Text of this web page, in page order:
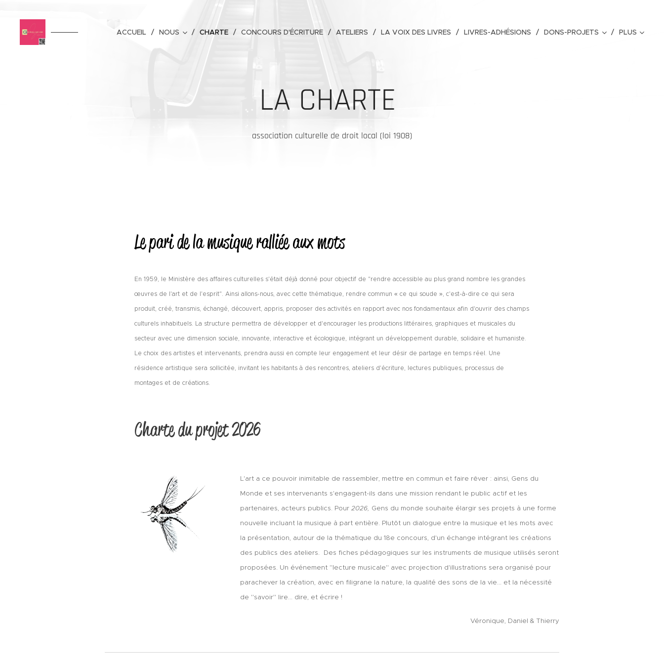
ACCUEIL NOUS CHARTE CONCOURS D'ÉCRITURE ATELIERS LA VOIX DES LIVRES LIVRES-ADHÉSIONS DONS-PROJETS PLUS
LA CHARTE
association culturelle de droit local (loi 1908)
Le pari de la musique ralliée aux mots
En 1959, le Ministère des affaires culturelles s'était déjà donné pour objectif de "rendre accessible au plus grand nombre les grandes
œuvres de l'art et de l'esprit". Ainsi allons-nous, avec cette thématique, rendre commun « ce qui soude », c'est-à-dire ce qui sera
produit, créé, transmis, échangé, découvert, appris, proposer des activités en rapport avec nos fondamentaux afin d'ouvrir des champs
culturels inhabituels. La structure permettra de développer et d'encourager les productions littéraires, graphiques et musicales du
secteur avec une dimension sociale, innovante, interactive et écologique, intégrant un développement durable, solidaire et humaniste.
Le choix des artistes et intervenants, prendra aussi en compte leur engagement et leur désir de partage en temps réel. Une
résidence artistique sera sollicitée, invitant les habitants à des rencontres, ateliers d'écriture, lectures publiques, processus de
montages et de créations.
Charte du projet 2026
L'art a ce pouvoir inimitable de rassembler, mettre en commun et faire rêver : ainsi, Gens du
Monde et ses intervenants s'engagent-ils dans une mission rendant le public actif et les
partenaires, acteurs publics. Pour 2026, Gens du monde souhaite élargir ses projets à une forme
nouvelle incluant la musique à part entière. Plutôt un dialogue entre la musique et les mots avec
la présentation, autour de la thématique du 18e concours, d'un échange intégrant les créations
des publics des ateliers. Des fiches pédagogiques sur les instruments de musique utilisés seront
proposées. Un événement "lecture musicale" avec projection d'illustrations sera organisé pour
parachever la création, avec en filigrane la nature, la qualité des sons de la vie... et la nécessité
de "savoir" lire... dire, et écrire !
Véronique, Daniel & Thierry